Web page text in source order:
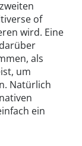
of
wird. Eine
als
um
Natürlich
ein